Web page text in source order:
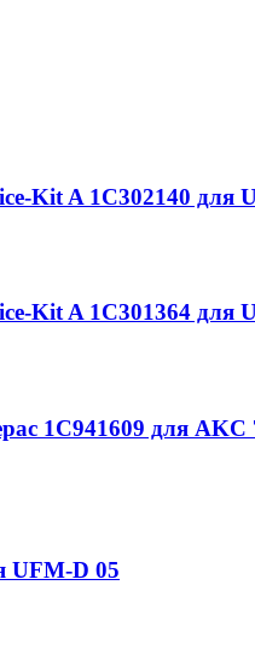
Kit A 1C302140 для
Kit A 1C301364 для
1C941609 для AKC
UFM-D 05